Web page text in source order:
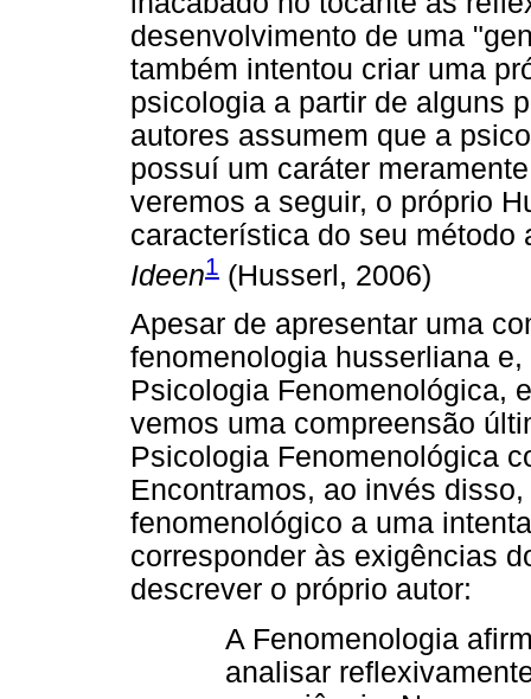
desenvolvimento de uma
também intentou criar uma
psicologia a partir de alguns
autores assumem que a
possuí um caráter
veremos a seguir, o próprio
característica do seu método
Ideen1 (Husserl, 2006)
Apesar de apresentar uma
fenomenologia husserliana
Psicologia Fenomenológica,
vemos uma compreensão
Psicologia Fenomenológica
Encontramos, ao invés
fenomenológico a uma
corresponder às exigências
descrever o próprio autor:
A Fenomenologia
analisar